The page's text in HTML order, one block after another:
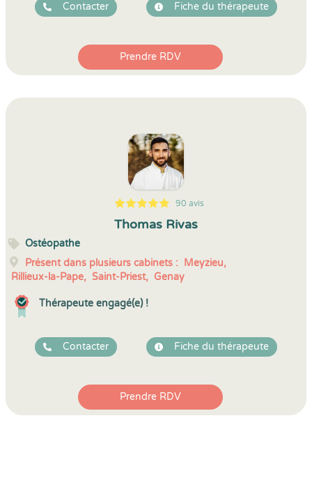
Contacter Fiche du thérapeute
Prendre RDV
5
1
5
90 90 avis
Thomas Rivas
Ostéopathe
Présent dans plusieurs cabinets : Meyzieu,
Rillieux-la-Pape, Saint-Priest, Genay
Thérapeute engagé(e) !
Contacter Fiche du thérapeute
Prendre RDV